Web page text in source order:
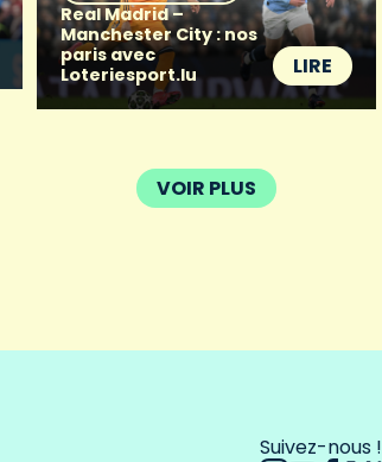
Real Madrid –
Manchester City : nos
paris avec
Loteriesport.lu
LIRE
VOIR PLUS
Suivez-nous !